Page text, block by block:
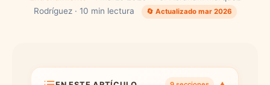
Rodríguez · 10 min lectura
🔄 Actualizado mar 2026